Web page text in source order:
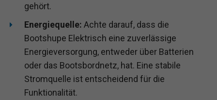
gehört.
Energiequelle: Achte darauf, dass die
Bootshupe Elektrisch eine zuverlässige
Energieversorgung, entweder über Batterien
oder das Bootsbordnetz, hat. Eine stabile
Stromquelle ist entscheidend für die
Funktionalität.